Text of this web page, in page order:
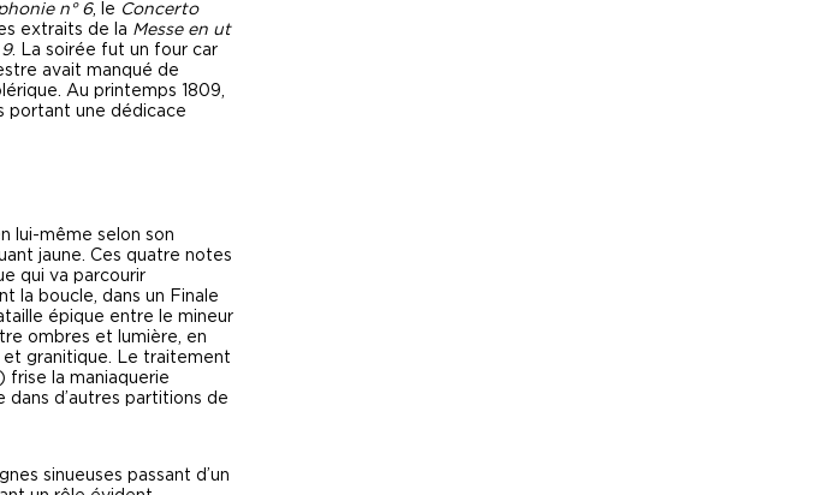
n° 6, le Concerto
extraits de la Messe en ut
. La soirée fut un four car
avait manqué de
Au printemps 1809,
portant une dédicace
lui-même selon son
jaune. Ces quatre notes
qui va parcourir
la boucle, dans un Finale
épique entre le mineur
ombres et lumière, en
et granitique. Le traitement
frise la maniaquerie
d’autres partitions de
sinueuses passant d’un